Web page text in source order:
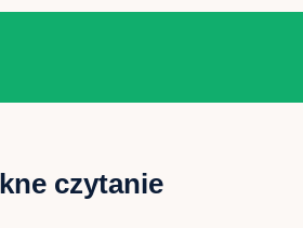
czytanie